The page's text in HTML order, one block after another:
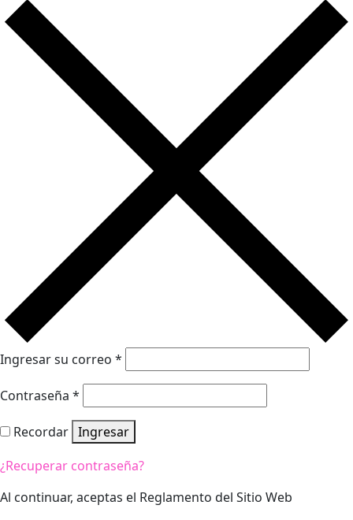
Ingresar su correo *
Contraseña *
Recordar Ingresar
¿Recuperar contraseña?
Al continuar, aceptas el Reglamento del Sitio Web